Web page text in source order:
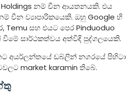
Holdings නම් චීන ආයතනයකි. එය
චීන ව්‍යාපාරිකයෙකි. ඔහු Google හි
සහ එයට පෙර Pinduoduo
සාර්ථකත්වය අත්විඳි පුද්ගලයෙකි.
අයර්ලන්තයේ ඩබ්ලින් නගරයේ පිහිටා
market karamin තිබේ.